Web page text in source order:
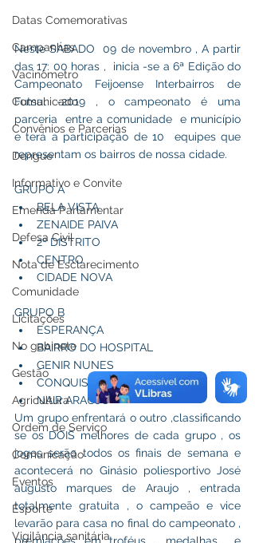
Datas Comemorativas
Campanhas
Vacinômetro
Comunicado
Convênios e Parcerias
Dengue
Informativo e Convite
Emenda Parlamentar
Defesa Civil
Nota de Esclarecimento
Comunidade
Licitações
No gabinete
Gestão
Agricultura
Ordem de Serviço
Comunicação
Eventos
Esporte
Vigilância sanitária
Neste SÁBADO  09 de novembro , A partir
das 17: 00 horas ,  inicia -se a 6ª Edição do
Campeonato Feijoense Interbairros de
Futsal -2019 , o campeonato é uma
parceria  entre a comunidade  e município
e terá a participação de 10  equipes que
representam os bairros de nossa cidade.
GRUPO
BELA VISTA
ZENAIDE PAIVA
2º DISTRITO
CENTRO
CIDADE NOVA
GRUPO B
ESPERANÇA
BAIRRO DO HOSPITAL
GENIR NUNES
CONQUISTA
NAIR ARAUJO
Um grupo enfrentará o outro ,classificando
se os DOIS melhores de cada grupo , os
jogos serão todos os finais de semana e
acontecerá no Ginásio poliesportivo José
augusto marques de Araujo , entrada
totalmente gratuita , o campeão e vice
levarão para casa no final do campeonato ,